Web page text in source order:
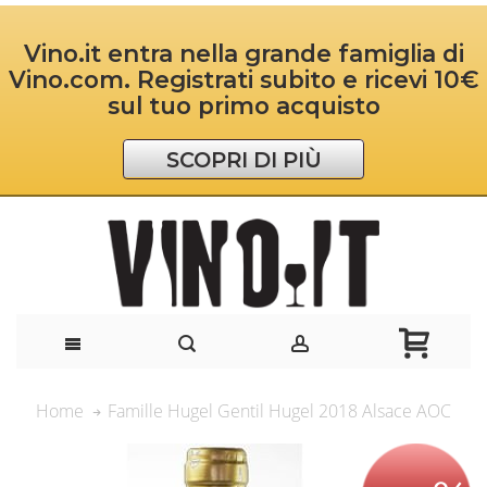
Vino.it entra nella grande famiglia di
Vino.com. Registrati subito e ricevi 10€
sul tuo primo acquisto
SCOPRI DI PIÙ
Home Famille Hugel Gentil Hugel 2018 Alsace AOC